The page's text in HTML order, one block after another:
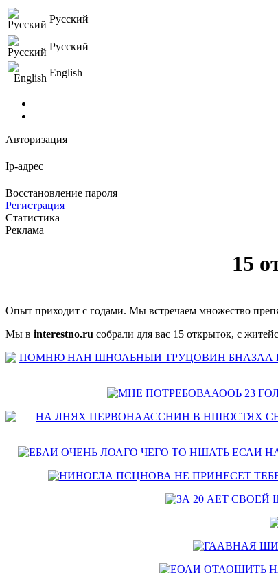
Русский
Русский
English
Авторизация
Ip-адрес
Восстановление пароля
Регистрация
Статистика
Реклама
15
Опыт приходит с годами. Мы встречаем множество
Мы в interestno.ru собрали для вас 15 открыток, с